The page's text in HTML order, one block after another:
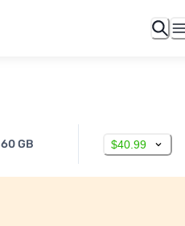
60 GB $40.99